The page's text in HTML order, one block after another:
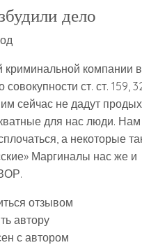
дело
криминальной компании
совокупности ст. ст. 159,
сейчас не дадут
для нас люди.
а некоторые
Маргиналы нас же и
отзывом
автору
с автором